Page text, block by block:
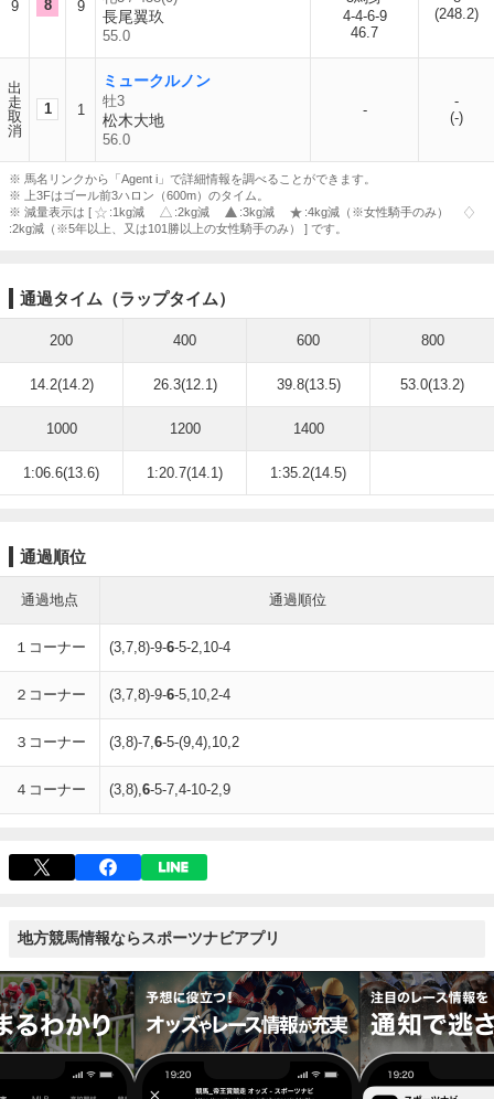
9 8 9
長尾翼玖
55.0
4-4-6-9
46.7
(248.2)
出
走
取
消
1 1
ミュークルノン
牡3
松木大地
56.0
-
-
(-)
※ 馬名リンクから「Agent i」で詳細情報を調べることができます。
※ 上3Fはゴール前3ハロン（600m）のタイム。
※ 減量表示は [
:1kg減 :2kg減 :3kg減
:4kg減（※女性騎手のみ）
:2kg減（※5年以上、又は101勝以上の女性騎手のみ） ] です。
通過タイム（ラップタイム）
200 400 600 800
14.2(14.2) 26.3(12.1) 39.8(13.5) 53.0(13.2)
1000 1200 1400
1:06.6(13.6) 1:20.7(14.1) 1:35.2(14.5)
通過順位
通過地点 通過順位
１コーナー (3,7,8)-9-6-5-2,10-4
２コーナー (3,7,8)-9-6-5,10,2-4
３コーナー (3,8)-7,6-5-(9,4),10,2
４コーナー (3,8),6-5-7,4-10-2,9
地方競馬情報ならスポーツナビアプリ